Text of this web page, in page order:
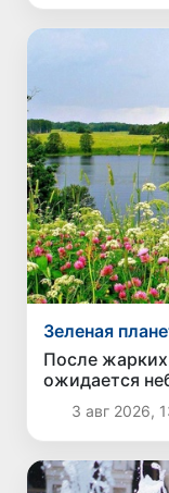
Зеленая
После
ожидается
температуры
3 авг 2026,